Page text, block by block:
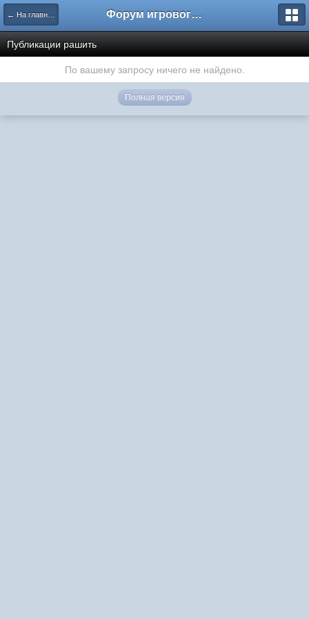
← На главную Форум игрового проекта Riverrise
Публикации рашить
По вашему запросу ничего не найдено.
Полная версия